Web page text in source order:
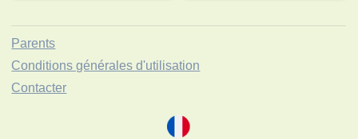
Parents
Conditions générales d'utilisation
Contacter